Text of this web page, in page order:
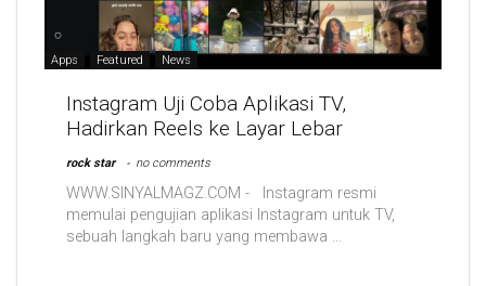
Apps Featured News
Instagram Uji Coba Aplikasi TV,
Hadirkan Reels ke Layar Lebar
rock star no comments
WWW.SINYALMAGZ.COM - Instagram resmi
memulai pengujian aplikasi Instagram untuk TV,
sebuah langkah baru yang membawa ...